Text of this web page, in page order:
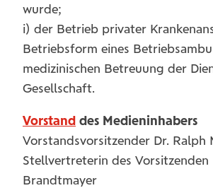
wurde;
i) der Betrieb privater
Betriebsform eines
medizinischen Betreuung der
Gesellschaft.
Vorstand des Medieninhabers
Vorstandsvorsitzender Dr. Ralph
Stellvertreterin des Vorsitzenden
Brandtmayer